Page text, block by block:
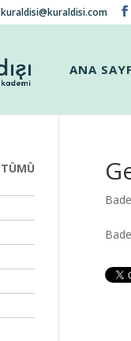
kuraldisi@kuraldisi.com
ANA
TÜMÜ